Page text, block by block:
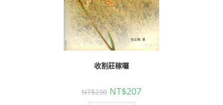
收割莊稼囉
NT$230 NT$207